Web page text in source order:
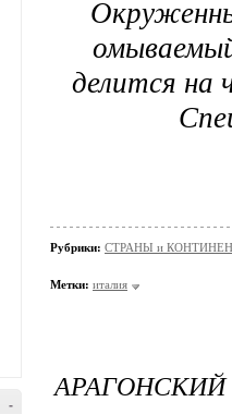
-
делится на
Рубрики: СТРАНЫ и
Метки: италия